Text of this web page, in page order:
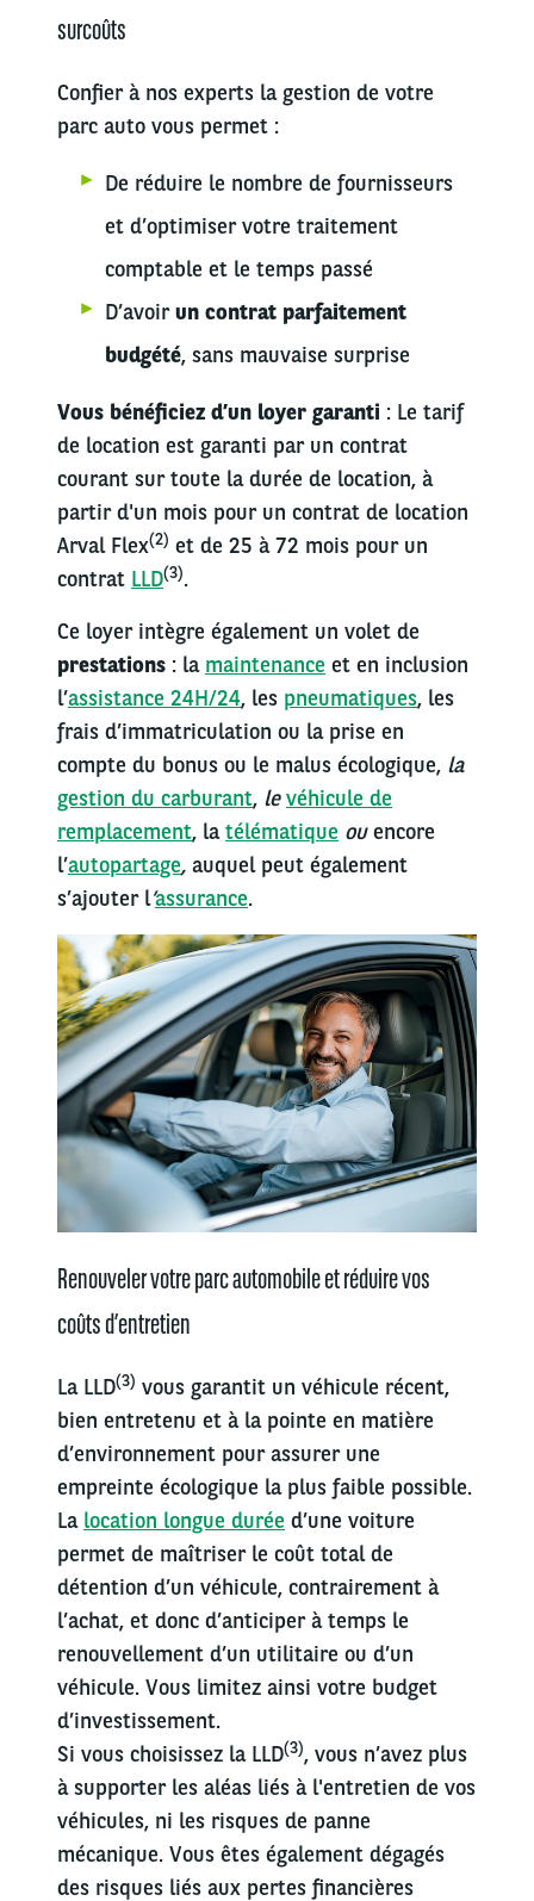
surcoûts
Confier à nos experts la gestion de votre
parc auto vous permet :
De réduire le nombre de fournisseurs
et d’optimiser votre traitement
comptable et le temps passé
D’avoirun contrat parfaitement
budgété, sans mauvaise surprise
Vous bénéficiez d’un loyer garanti : Le tarif
de location est garanti par un contrat
courant sur toute la durée de location, à
partir d'un mois pour un contrat de location
Arval Flex(2) et de 25 à 72 mois pour un
contrat LLD(3).
Ce loyer intègre également un volet de
prestations : la maintenance et en inclusion
l’assistance 24H/24, les pneumatiques, les
frais d’immatriculation ou la prise en
compte du bonus ou le malus écologique, la
gestion du carburant, levéhicule de
remplacement, la télématique ouencore
l’autopartage, auquel peut également
s’ajouter l’assurance.
Renouveler votre parc automobile et réduire vos
coûts d’entretien
La LLD(3) vous garantit un véhicule récent,
bien entretenu et à la pointe en matière
d’environnement pour assurer une
empreinte écologique la plus faible possible.
La location longue durée d’une voiture
permet de maîtriser le coût total de
détention d’un véhicule, contrairement à
l’achat, et donc d’anticiper à temps le
renouvellement d’un utilitaire ou d’un
véhicule. Vous limitez ainsi votre budget
d’investissement.
Si vous choisissez la LLD(3), vous n’avez plus
à supporter les aléas liés à l'entretien de vos
véhicules, ni les risques de panne
mécanique. Vous êtes également dégagés
des risques liés aux pertes financières